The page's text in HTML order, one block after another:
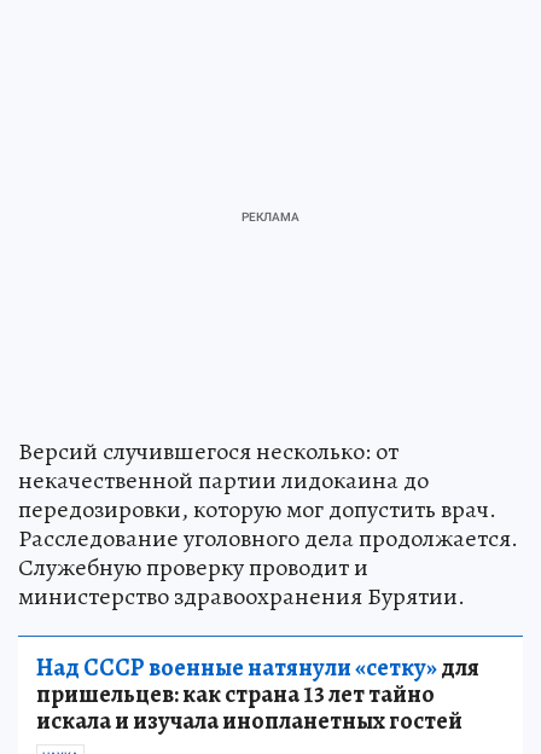
Версий случившегося несколько: от
некачественной партии лидокаина до
передозировки, которую мог допустить врач.
Расследование уголовного дела продолжается.
Служебную проверку проводит и
министерство здравоохранения Бурятии.
Над СССР военные натянули «сетку»для
пришельцев: как страна 13 лет тайно
искала и изучала инопланетных гостей